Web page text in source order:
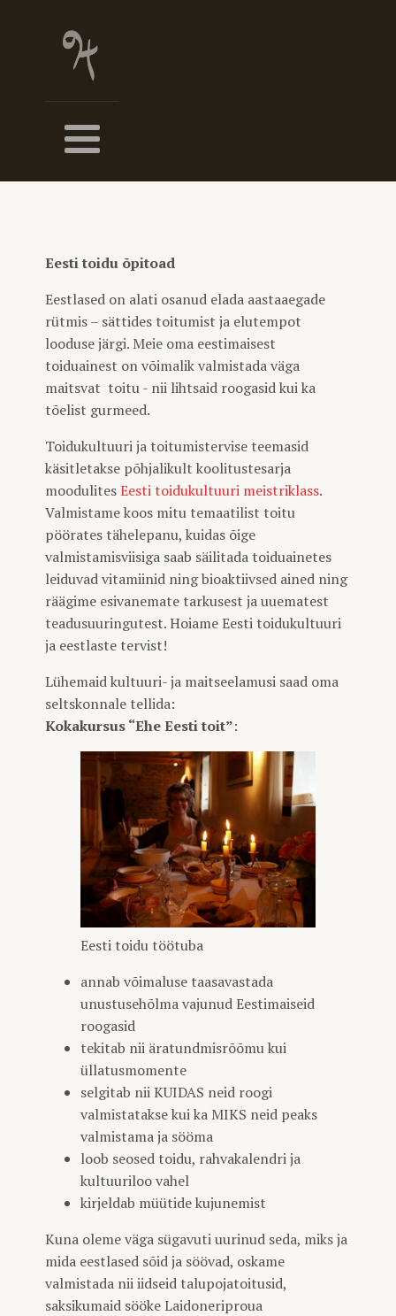
Eesti toidu õpitoad
Eestlased on alati osanud elada aastaaegade
rütmis – sättides toitumist ja elutempot
looduse järgi. Meie oma eestimaisest
toiduainest on võimalik valmistada väga
maitsvat toitu - nii lihtsaid roogasid kui ka
tõelist gurmeed.
Toidukultuuri ja toitumistervise teemasid
käsitletakse põhjalikult koolitustesarja
moodulitesEesti toidukultuuri meistriklass.
Valmistame koos mitu temaatilist toitu
pöörates tähelepanu, kuidas õige
valmistamisviisiga saab säilitada toiduainetes
leiduvad vitamiinid ning bioaktiivsed ained ning
räägime esivanemate tarkusest ja uuematest
teadusuuringutest. Hoiame Eesti toidukultuuri
ja eestlaste tervist!
Lühemaid kultuuri- ja maitseelamusi saad oma
seltskonnale tellida:
Kokakursus “Ehe Eesti toit”:
Eesti toidu töötuba
annab võimaluse taasavastada
unustusehõlma vajunud Eestimaiseid
roogasid
tekitab nii äratundmisrõõmu kui
üllatusmomente
selgitab nii KUIDAS neid roogi
valmistatakse kui ka MIKS neid peaks
valmistama ja sööma
loob seosed toidu, rahvakalendri ja
kultuuriloo vahel
kirjeldab müütide kujunemist
Kuna oleme väga sügavuti uurinud seda, miks ja
mida eestlased sõid ja söövad, oskame
valmistada nii iidseid talupojatoitusid,
saksikumaid sööke Laidoneriproua